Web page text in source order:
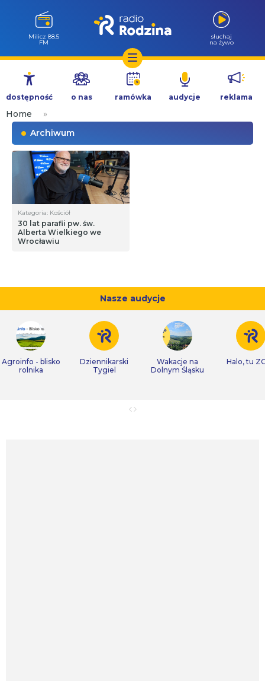
Przejdź
treści
Milicz 88.5
FM
słuchaj
na żywo
dostępność o nas ramówka audycje reklama
Home
»
Archiwum
Kategoria: Kościół
30 lat parafii pw. św.
Alberta Wielkiego we
Wrocławiu
Nasze audycje
Agroinfo - blisko
rolnika
Dziennikarski
Tygiel
Wakacje na
Dolnym Śląsku
Halo, tu